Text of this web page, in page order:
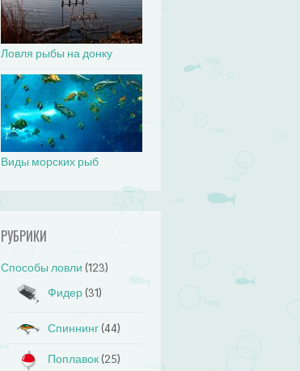
Ловля рыбы на донку
Виды морских рыб
РУБРИКИ
Способы ловли (123)
Фидер (31)
Спиннинг (44)
Поплавок (25)